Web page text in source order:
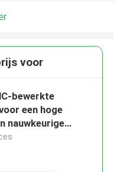
voor
bewerkte
een hoge
nauwkeurige